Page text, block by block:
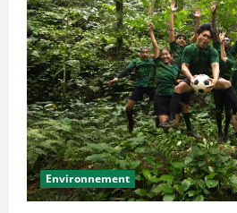
Environnement